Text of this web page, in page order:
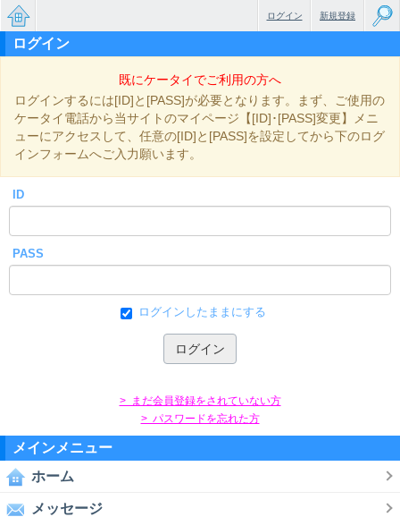
無料で
っと大
小説
新規登録
ログイン
ログイン
既にケータイでご利用の方へ
ログインするには[ID]と[PASS]が必要となります。まず、ご使用の
ケータイ電話から当サイトのマイページ【[ID]･[PASS]変更】メニ
ューにアクセスして、任意の[ID]と[PASS]を設定してから下のログ
インフォームへご入力願います。
ID
PASS
ログインしたままにする
> まだ会員登録をされていない方
> パスワードを忘れた方
メインメニュー
ホーム
メッセージ